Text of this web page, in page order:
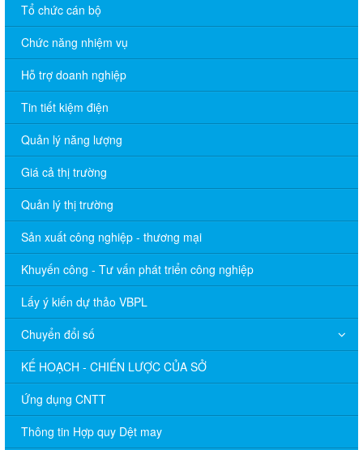
Tổ chức cán bộ
Chức năng nhiệm vụ
Hỗ trợ doanh nghiệp
Tin tiết kiệm điện
Quản lý năng lượng
Giá cả thị trường
Quản lý thị trường
Sản xuất công nghiệp - thương mại
Khuyến công - Tư vấn phát triển công nghiệp
Lấy ý kiến dự thảo VBPL
Chuyển đổi số
KẾ HOẠCH - CHIẾN LƯỢC CỦA SỞ
Ứng dụng CNTT
Thông tin Hợp quy Dệt may